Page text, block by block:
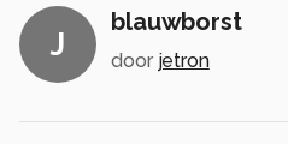
J
blauwborst
door jetron